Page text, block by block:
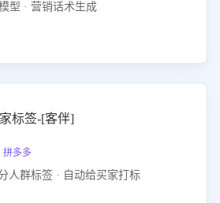
型 · 营销话术生成
标签-[客伴]
多多
人群标签 · 自动给买家打标